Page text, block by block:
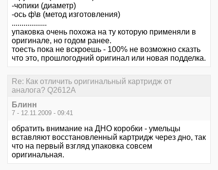
-чопики (диаметр)
-ось ф\в (метод изготовления)
..................
упаковка очень похожа на ту которую применяли в
оригинале, но годом ранее.
тоесть пока не вскроешь - 100% не возможно сказть
что это, прошлогодний оригинал или новая подделка.
Re: Как отличить оригинальный картридж от
аналога? Q2612A
Блинн
7 - 12.11.2009 - 09:41
обратить внимание на ДНО коробки - умельцы
вставляют восстановленный картридж через дно, так
что на первый взгляд упаковка совсем
оригинальная.